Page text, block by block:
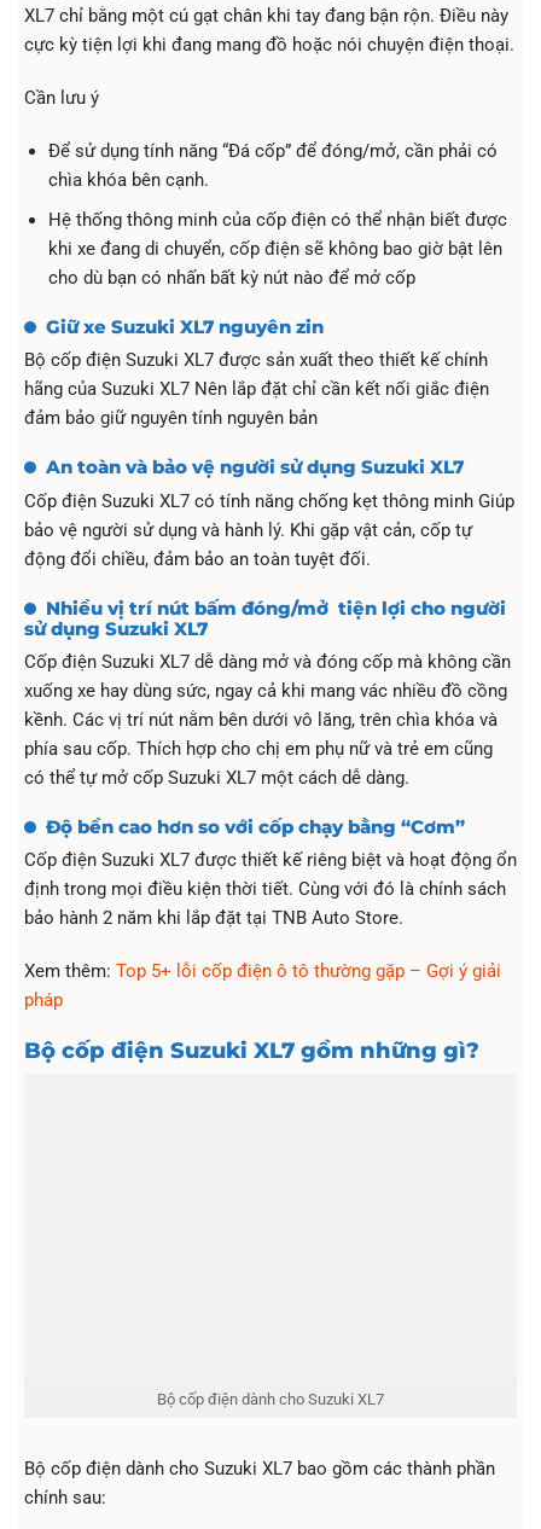
XL7 chỉ bằng một cú gạt chân khi tay đang bận rộn. Điều này
cực kỳ tiện lợi khi đang mang đồ hoặc nói chuyện điện thoại.
Cần lưu ý
Để sử dụng tính năng “Đá cốp” để đóng/mở, cần phải có
chìa khóa bên cạnh.
Hệ thống thông minh của cốp điện có thể nhận biết được
khi xe đang di chuyển, cốp điện sẽ không bao giờ bật lên
cho dù bạn có nhấn bất kỳ nút nào để mở cốp
Giữ xe Suzuki XL7 nguyên zin
Bộ cốp điện Suzuki XL7 được sản xuất theo thiết kế chính
hãng của Suzuki XL7 Nên lắp đặt chỉ cần kết nối giắc điện
đảm bảo giữ nguyên tính nguyên bản
An toàn và bảo vệ người sử dụng Suzuki XL7
Cốp điện Suzuki XL7 có tính năng chống kẹt thông minh Giúp
bảo vệ người sử dụng và hành lý. Khi gặp vật cản, cốp tự
động đổi chiều, đảm bảo an toàn tuyệt đối.
Nhiều vị trí nút bấm đóng/mở tiện lợi cho người
sử dụng Suzuki XL7
Cốp điện Suzuki XL7 dễ dàng mở và đóng cốp mà không cần
xuống xe hay dùng sức, ngay cả khi mang vác nhiều đồ cồng
kềnh. Các vị trí nút nằm bên dưới vô lăng, trên chìa khóa và
phía sau cốp. Thích hợp cho chị em phụ nữ và trẻ em cũng
có thể tự mở cốp Suzuki XL7 một cách dễ dàng.
Độ bền cao hơn so với cốp chạy bằng “Cơm”
Cốp điện Suzuki XL7 được thiết kế riêng biệt và hoạt động ổn
định trong mọi điều kiện thời tiết. Cùng với đó là chính sách
bảo hành 2 năm khi lắp đặt tại TNB Auto Store.
Xem thêm: Top 5+ lỗi cốp điện ô tô thường gặp – Gợi ý giải
pháp
Bộ cốp điện Suzuki XL7 gồm những gì?
Bộ cốp điện dành cho Suzuki XL7
Bộ cốp điện dành cho Suzuki XL7 bao gồm các thành phần
chính sau: